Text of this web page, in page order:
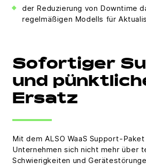
der Reduzierung von Downtime
regelmäßigen Modells für
Sofortiger
und
Ersatz
Mit dem ALSO WaaS Support-
Unternehmen sich nicht mehr über
Schwierigkeiten und